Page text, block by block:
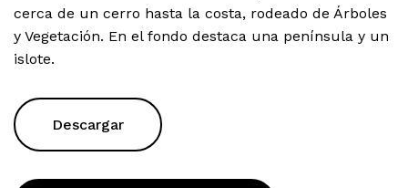
cerca de un cerro hasta la costa, rodeado de Árboles
y Vegetación. En el fondo destaca una península y un
islote.
Descargar